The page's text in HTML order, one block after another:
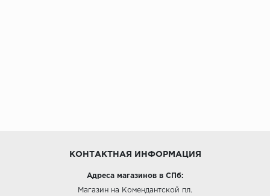
КОНТАКТНАЯ ИНФОРМАЦИЯ
Адреса магазинов в СПб:
Магазин на Комендантской пл.